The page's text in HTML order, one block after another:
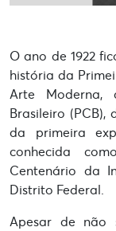
O ano de 1922
história da
Arte Moderna,
Brasileiro
da primeira
conhecida
Centenário da
Distrito Federal.
Apesar de não